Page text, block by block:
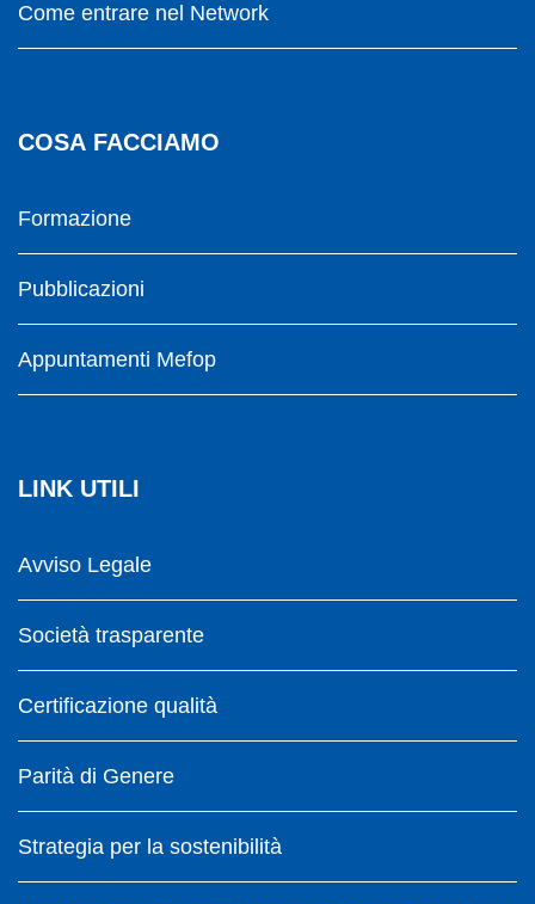
Come entrare nel Network
COSA FACCIAMO
Formazione
Pubblicazioni
Appuntamenti Mefop
LINK UTILI
Avviso Legale
Società trasparente
Certificazione qualità
Parità di Genere
Strategia per la sostenibilità